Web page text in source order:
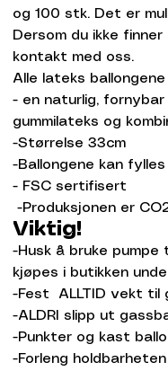
og 100 stk. Det er
Dersom du ikke
kontakt med oss.
Alle lateks
- en naturlig,
gummilateks og
-Størrelse 33cm
-Ballongene kan
- FSC sertifisert
-Produksjonen er
Viktig!
-Husk å bruke pumpe
kjøpes i butikken
-Fest ALLTID vekt til
-ALDRI slipp ut
-Punkter og kast
-Forleng